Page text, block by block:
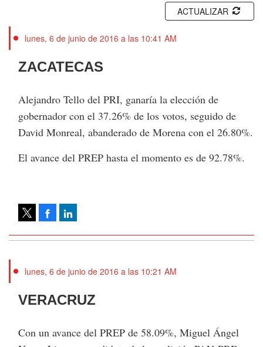
ACTUALIZAR
lunes, 6 de junio de 2016 a las 10:21 AM
VERACRUZ
Con un avance del PREP de 58.09%, Miguel Ángel
lunes, 6 de junio de 2016 a las 10:41 AM
ZACATECAS
Facebook
Alejandro Tello del PRI, ganaría la elección de
gobernador con el 37.26% de los votos, seguido de
David Monreal, abanderado de Morena con el 26.80%.
El avance del PREP hasta el momento es de 92.78%.